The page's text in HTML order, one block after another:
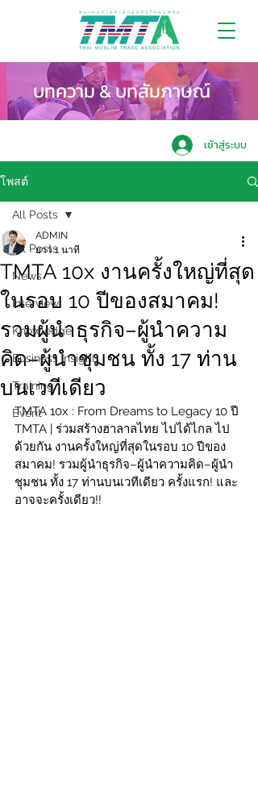
บทความ & บทสัมภาษณ์
เข้าสู่ระบบ
โพสต์
All Posts
News
Interview
Knowledge
Business Insight
Training
Event
All Posts
TMTA 10x งานครั้งใหญ่ที่สุด
ในรอบ 10 ปีของสมาคม!
รวมผู้นำธุรกิจ–ผู้นำความ
คิด–ผู้นำชุมชน ทั้ง 17 ท่าน
บนเวทีเดียว
ADMIN
ยาว 1 นาที
TMTA 10x : From Dreams to Legacy 10 ปี
TMTA | ร่วมสร้างฮาลาลไทย ไปได้ไกล ไป
ด้วยกัน งานครั้งใหญ่ที่สุดในรอบ 10 ปีของ
สมาคม! รวมผู้นำธุรกิจ–ผู้นำความคิด–ผู้นำ
ชุมชน ทั้ง 17 ท่านบนเวทีเดียว ครั้งแรก! และ
อาจจะครั้งเดียว!!